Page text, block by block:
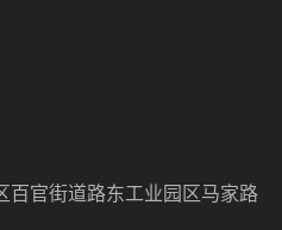
官街道路东工业园区马家路